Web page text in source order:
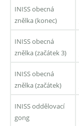
INISS obecná
znělka (konec)
INISS obecná
znělka (začátek 3)
INISS obecná
znělka (začátek)
INISS oddělovací
gong